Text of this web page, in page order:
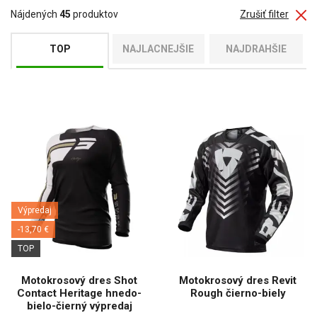
Zrušiť filter
Nájdených 45 produktov
TOP NAJLACNEJŠIE NAJDRAHŠIE
Výpredaj
-13,70 €
TOP
Motokrosový dres Shot
Contact Heritage hnedo-
bielo-čierný výpredaj
Motokrosový dres Revit
Rough čierno-biely